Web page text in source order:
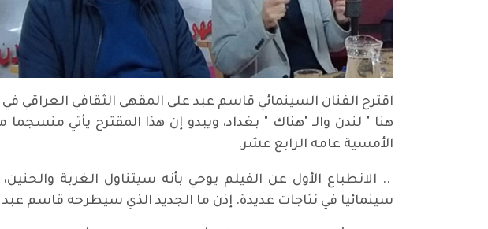
اقترح الفنان السينمائي قاسم عبد على المقهى الثقافي العراقي
هنا " لندن والـ "هناك " بغداد، ويبدو إن هذا المقترح يأتي
الأمسية عامه الرابع عشر.
.. الانطباع الأول عن الفيلم يوحي بأنه سيتناول الغربة
سينمائيا في نتاجات عديدة. إذن ما الجديد الذي سيطرحه قاسم